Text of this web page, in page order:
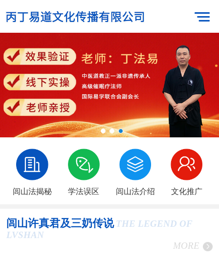
闾山法揭秘 学法误区 闾山法介绍 文化推广
闾山许真君及三奶传说 THE LEGEND OF
LVSHAN
MORE